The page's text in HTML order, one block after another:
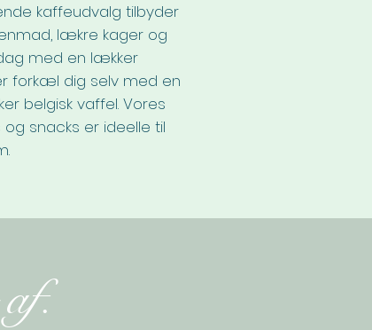
kaffeudvalg tilbyder
lækre kager og
med en lækker
forkæl dig selv med en
belgisk vaffel. Vores
snacks er ideelle til